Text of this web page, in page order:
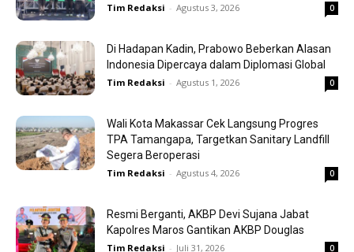
Tim Redaksi - Agustus 3, 2026 0
Di Hadapan Kadin, Prabowo Beberkan Alasan
Indonesia Dipercaya dalam Diplomasi Global
Tim Redaksi - Agustus 1, 2026 0
Wali Kota Makassar Cek Langsung Progres
TPA Tamangapa, Targetkan Sanitary Landfill
Segera Beroperasi
Tim Redaksi - Agustus 4, 2026 0
Resmi Berganti, AKBP Devi Sujana Jabat
Kapolres Maros Gantikan AKBP Douglas
Tim Redaksi - Juli 31, 2026 0